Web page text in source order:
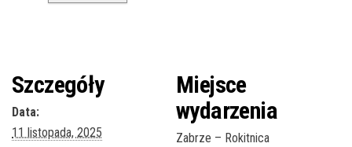
Szczegóły
Data:
11 listopada, 2025
Miejsce
wydarzenia
Zabrze – Rokitnica